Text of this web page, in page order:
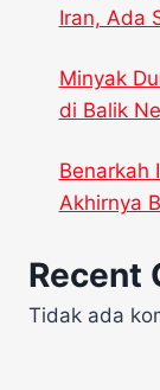
Iran, Ada
Minyak
di Balik
Benarkah
Akhirnya
Recent
Tidak ada